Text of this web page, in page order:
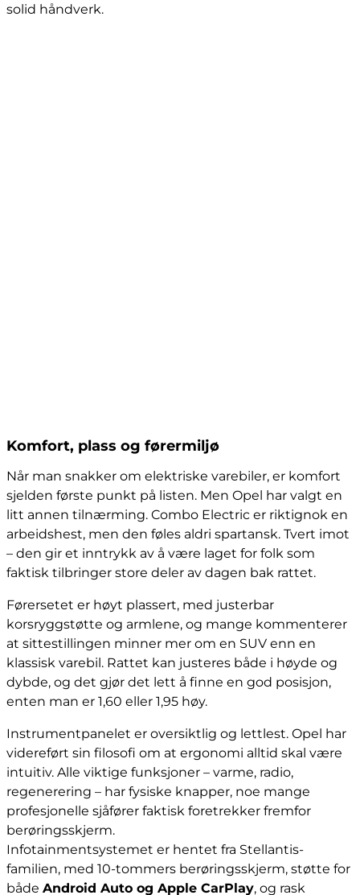
solid håndverk.
Komfort, plass og førermiljø
Når man snakker om elektriske varebiler, er komfort
sjelden første punkt på listen. Men Opel har valgt en
litt annen tilnærming. Combo Electric er riktignok en
arbeidshest, men den føles aldri spartansk. Tvert imot
– den gir et inntrykk av å være laget for folk som
faktisk tilbringer store deler av dagen bak rattet.
Førersetet er høyt plassert, med justerbar
korsryggstøtte og armlene, og mange kommenterer
at sittestillingen minner mer om en SUV enn en
klassisk varebil. Rattet kan justeres både i høyde og
dybde, og det gjør det lett å finne en god posisjon,
enten man er 1,60 eller 1,95 høy.
Instrumentpanelet er oversiktlig og lettlest. Opel har
videreført sin filosofi om at ergonomi alltid skal være
intuitiv. Alle viktige funksjoner – varme, radio,
regenerering – har fysiske knapper, noe mange
profesjonelle sjåfører faktisk foretrekker fremfor
berøringsskjerm.
Infotainmentsystemet er hentet fra Stellantis-
familien, med 10-tommers berøringsskjerm, støtte for
både Android Auto og Apple CarPlay, og rask